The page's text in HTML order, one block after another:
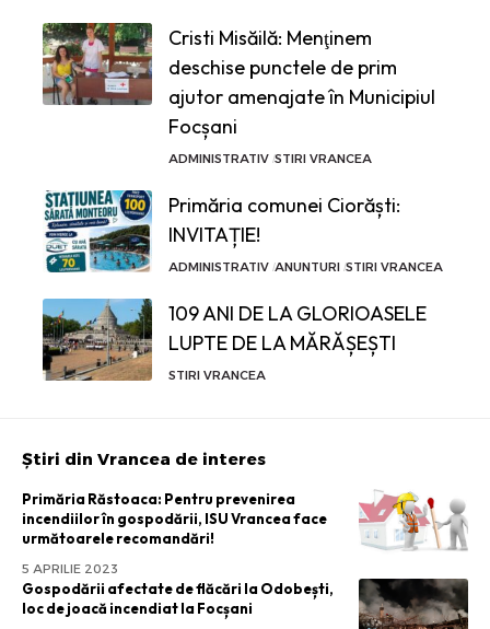
Cristi Misăilă: Menţinem
deschise punctele de prim
ajutor amenajate în Municipiul
Focșani
ADMINISTRATIV STIRI VRANCEA
Primăria comunei Ciorăști:
INVITAȚIE!
ADMINISTRATIV ANUNTURI STIRI VRANCEA
109 ANI DE LA GLORIOASELE
LUPTE DE LA MĂRĂȘEȘTI
STIRI VRANCEA
Știri din Vrancea de interes
Primăria Răstoaca: Pentru prevenirea
incendiilor în gospodării, ISU Vrancea face
următoarele recomandări!
5 APRILIE 2023
Gospodării afectate de flăcări la Odobești,
loc de joacă incendiat la Focșani